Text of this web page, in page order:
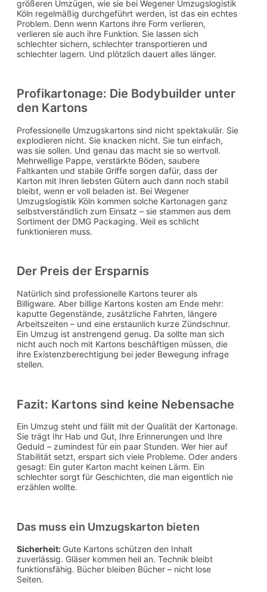
größeren Umzügen, wie sie bei Wegener Umzugslogistik
Köln regelmäßig durchgeführt werden, ist das ein echtes
Problem. Denn wenn Kartons ihre Form verlieren,
verlieren sie auch ihre Funktion. Sie lassen sich
schlechter sichern, schlechter transportieren und
schlechter lagern. Und plötzlich dauert alles länger.
Profikartonage: Die Bodybuilder unter
den Kartons
Professionelle Umzugskartons sind nicht spektakulär. Sie
explodieren nicht. Sie knacken nicht. Sie tun einfach,
was sie sollen. Und genau das macht sie so wertvoll.
Mehrwellige Pappe, verstärkte Böden, saubere
Faltkanten und stabile Griffe sorgen dafür, dass der
Karton mit Ihren liebsten Gütern auch dann noch stabil
bleibt, wenn er voll beladen ist. Bei Wegener
Umzugslogistik Köln kommen solche Kartonagen ganz
selbstverständlich zum Einsatz – sie stammen aus dem
Sortiment der DMG Packaging. Weil es schlicht
funktionieren muss.
Der Preis der Ersparnis
Natürlich sind professionelle Kartons teurer als
Billigware. Aber billige Kartons kosten am Ende mehr:
kaputte Gegenstände, zusätzliche Fahrten, längere
Arbeitszeiten – und eine erstaunlich kurze Zündschnur.
Ein Umzug ist anstrengend genug. Da sollte man sich
nicht auch noch mit Kartons beschäftigen müssen, die
ihre Existenzberechtigung bei jeder Bewegung infrage
stellen.
Fazit: Kartons sind keine Nebensache
Ein Umzug steht und fällt mit der Qualität der Kartonage.
Sie trägt Ihr Hab und Gut, Ihre Erinnerungen und Ihre
Geduld – zumindest für ein paar Stunden. Wer hier auf
Stabilität setzt, erspart sich viele Probleme. Oder anders
gesagt: Ein guter Karton macht keinen Lärm. Ein
schlechter sorgt für Geschichten, die man eigentlich nie
erzählen wollte.
Das muss ein Umzugskarton bieten
Sicherheit: Gute Kartons schützen den Inhalt
zuverlässig. Gläser kommen heil an. Technik bleibt
funktionsfähig. Bücher bleiben Bücher – nicht lose
Seiten.